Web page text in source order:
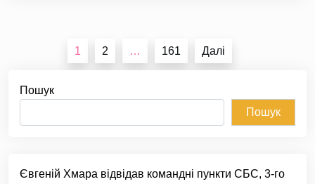
Пагінація
записів
1 2 … 161 Далі
Пошук
Пошук
Євгеній Хмара відвідав командні пункти СБС, 3-го